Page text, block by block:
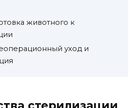
животного к
уход и